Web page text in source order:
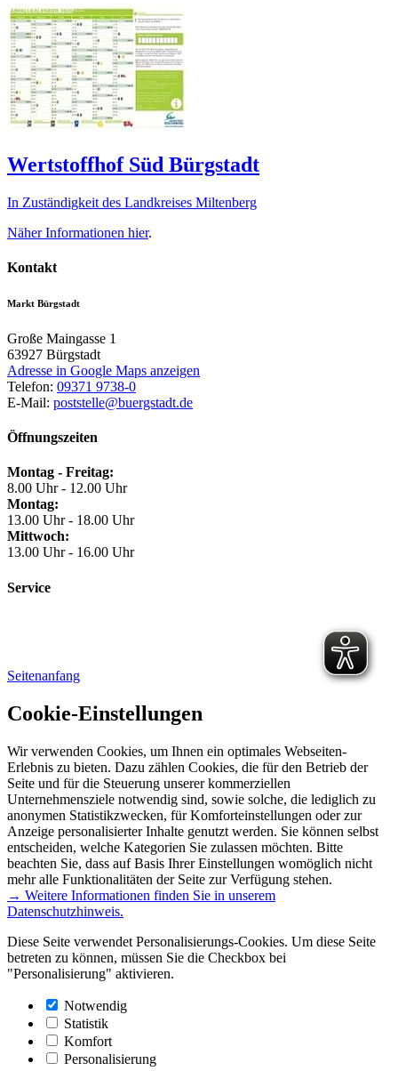
Wertstoffhof Süd Bürgstadt
In Zuständigkeit des Landkreises Miltenberg
Näher Informationen hier.
Kontakt
Markt Bürgstadt
Große Maingasse 1
63927 Bürgstadt
Adresse in Google Maps anzeigen
Telefon: 09371 9738-0
E-Mail: poststelle@buergstadt.de
Öffnungszeiten
Montag - Freitag:
8.00 Uhr - 12.00 Uhr
Montag:
13.00 Uhr - 18.00 Uhr
Mittwoch:
13.00 Uhr - 16.00 Uhr
Service
Seitenanfang
Cookie-Einstellungen
Wir verwenden Cookies, um Ihnen ein optimales Webseiten-
Erlebnis zu bieten. Dazu zählen Cookies, die für den Betrieb der
Seite und für die Steuerung unserer kommerziellen
Unternehmensziele notwendig sind, sowie solche, die lediglich zu
anonymen Statistikzwecken, für Komforteinstellungen oder zur
Anzeige personalisierter Inhalte genutzt werden. Sie können selbst
entscheiden, welche Kategorien Sie zulassen möchten. Bitte
beachten Sie, dass auf Basis Ihrer Einstellungen womöglich nicht
mehr alle Funktionalitäten der Seite zur Verfügung stehen.
→ Weitere Informationen finden Sie in unserem
Datenschutzhinweis.
Diese Seite verwendet Personalisierungs-Cookies. Um diese Seite
betreten zu können, müssen Sie die Checkbox bei
"Personalisierung" aktivieren.
Notwendig
Statistik
Komfort
Personalisierung